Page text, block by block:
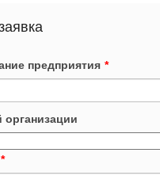
предприятия *
*